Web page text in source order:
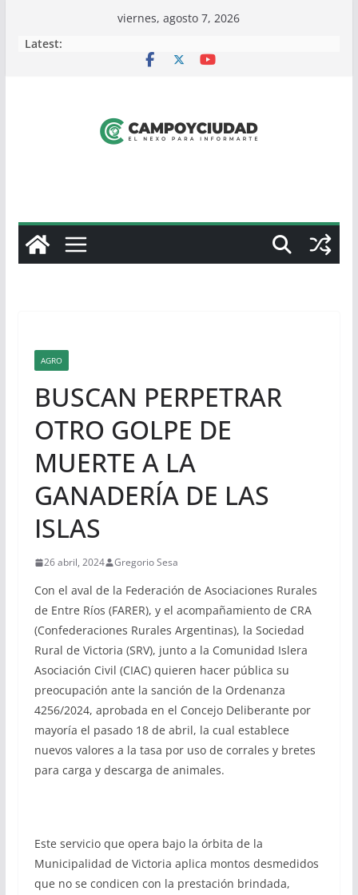
viernes, agosto 7, 2026
Latest:
AGRO
BUSCAN PERPETRAR
OTRO GOLPE DE
MUERTE A LA
GANADERÍA DE LAS
ISLAS
26 abril, 2024 Gregorio Sesa
Con el aval de la Federación de Asociaciones Rurales
de Entre Ríos (FARER), y el acompañamiento de CRA
(Confederaciones Rurales Argentinas), la Sociedad
Rural de Victoria (SRV), junto a la Comunidad Islera
Asociación Civil (CIAC) quieren hacer pública su
preocupación ante la sanción de la Ordenanza
4256/2024, aprobada en el Concejo Deliberante por
mayoría el pasado 18 de abril, la cual establece
nuevos valores a la tasa por uso de corrales y bretes
para carga y descarga de animales.
Este servicio que opera bajo la órbita de la
Municipalidad de Victoria aplica montos desmedidos
que no se condicen con la prestación brindada,